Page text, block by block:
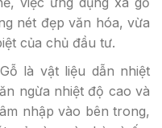
nét đẹp văn hóa, vừa
của chủ đầu tư.
là vật liệu dẫn nhiệt
ngừa nhiệt độ cao và
nhập vào bên trong,